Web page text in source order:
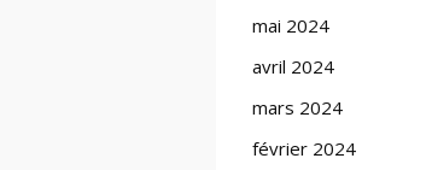
mai 2024
avril 2024
mars 2024
février 2024